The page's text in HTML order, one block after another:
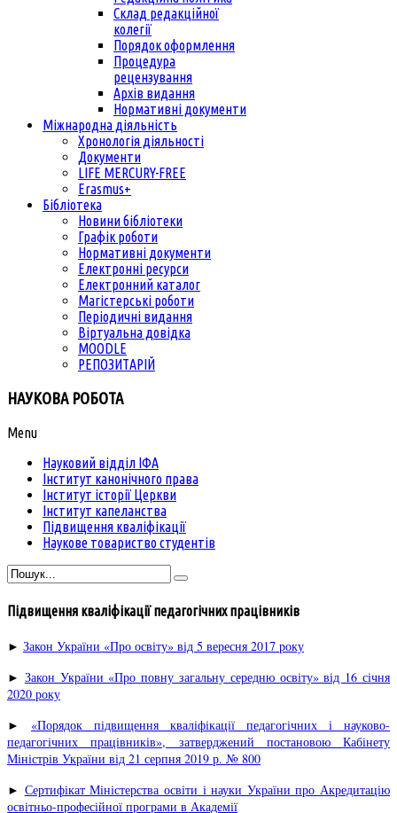
Склад редакційної
колегії
Порядок оформлення
Процедура
рецензування
Архів видання
Нормативні документи
Міжнародна діяльність
Хронологія діяльності
Документи
LIFE MERCURY-FREE
Erasmus+
Бібліотека
Новини бібліотеки
Графік роботи
Нормативні документи
Електронні ресурси
Електронний каталог
Магістерські роботи
Періодичні видання
Віртуальна довідка
MOODLE
РЕПОЗИТАРІЙ
НАУКОВА РОБОТА
Menu
Науковий відділ ІФА
Інститут канонічного права
Інститут історії Церкви
Інститут капеланства
Підвищення кваліфікації
Наукове товариство студентів
Підвищення кваліфікації педагогічних працівників
► Закон України «Про освіту» від 5 вересня 2017 року
► Закон України «Про повну загальну середню освіту» від 16 січня
2020 року
► «Порядок підвищення кваліфікації педагогічних і науково-
педагогічних працівників», затверджений постановою Кабінету
Міністрів України від 21 серпня 2019 р. № 800
► Сертифікат Міністерства освіти і науки України про Акредитацію
освітньо-професійної програми в Академії